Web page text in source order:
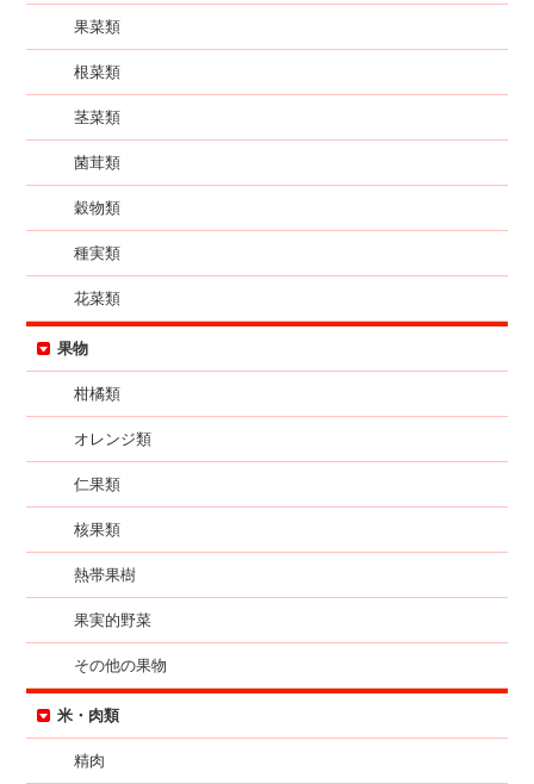
果菜類
根菜類
茎菜類
菌茸類
穀物類
種実類
花菜類
果物
柑橘類
オレンジ類
仁果類
核果類
熱帯果樹
果実的野菜
その他の果物
米・肉類
精肉